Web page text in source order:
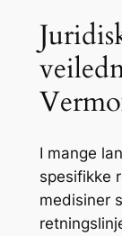
I mange
spesifikke
medisiner